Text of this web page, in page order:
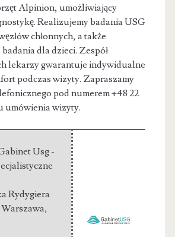
Alpinion, umożliwiający
Realizujemy badania USG
chłonnych, a także
dla dzieci. Zespół
lekarzy gwarantuje indywidualne
podczas wizyty. Zapraszamy
pod numerem +48 22
umówienia wizyty.
Usg -
Rydygiera
,